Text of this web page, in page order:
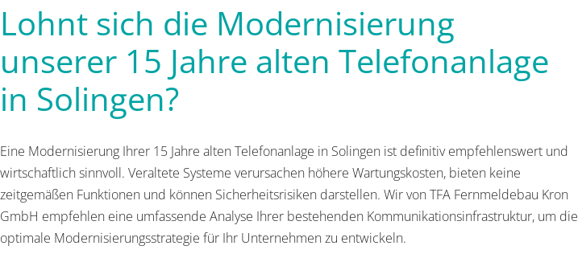
Lohnt sich die Modernisierung
unserer 15 Jahre alten Telefonanlage
in Solingen?
Eine Modernisierung Ihrer 15 Jahre alten Telefonanlage in Solingen ist definitiv empfehlenswert und
wirtschaftlich sinnvoll. Veraltete Systeme verursachen höhere Wartungskosten, bieten keine
zeitgemäßen Funktionen und können Sicherheitsrisiken darstellen. Wir von TFA Fernmeldebau Kron
GmbH empfehlen eine umfassende Analyse Ihrer bestehenden Kommunikationsinfrastruktur, um die
optimale Modernisierungsstrategie für Ihr Unternehmen zu entwickeln.